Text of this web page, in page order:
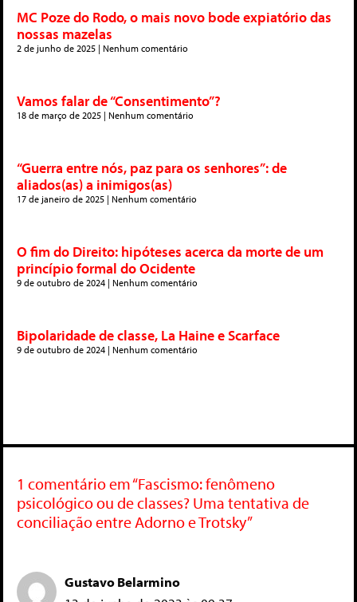
MC Poze do Rodo, o mais novo bode expiatório das
nossas mazelas
2 de junho de 2025 Nenhum comentário
Vamos falar de “Consentimento”?
18 de março de 2025 Nenhum comentário
“Guerra entre nós, paz para os senhores”: de
aliados(as) a inimigos(as)
17 de janeiro de 2025 Nenhum comentário
O fim do Direito: hipóteses acerca da morte de um
princípio formal do Ocidente
9 de outubro de 2024 Nenhum comentário
Bipolaridade de classe, La Haine e Scarface
9 de outubro de 2024 Nenhum comentário
1 comentário em “Fascismo: fenômeno
psicológico ou de classes? Uma tentativa de
conciliação entre Adorno e Trotsky”
Gustavo Belarmino